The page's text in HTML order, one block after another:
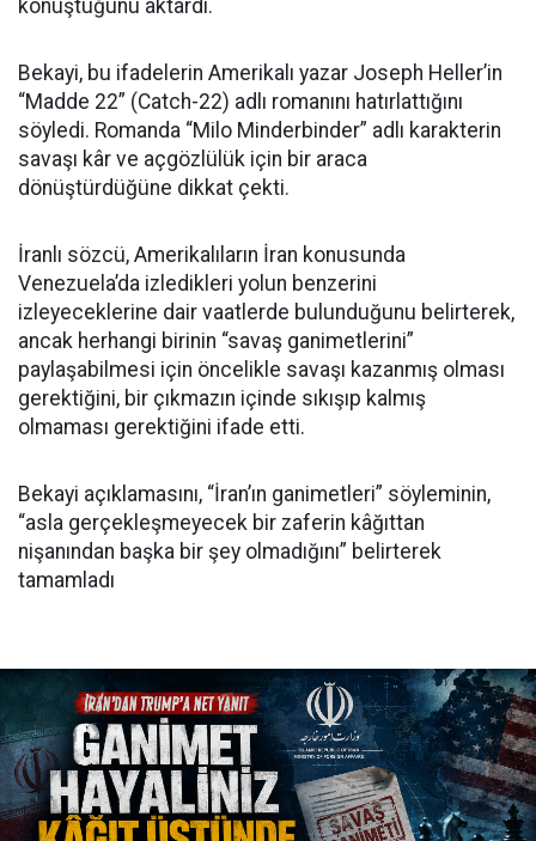
konuştuğunu aktardı.
Bekayi, bu ifadelerin Amerikalı yazar Joseph Heller’in
“Madde 22” (Catch-22) adlı romanını hatırlattığını
söyledi. Romanda “Milo Minderbinder” adlı karakterin
savaşı kâr ve açgözlülük için bir araca
dönüştürdüğüne dikkat çekti.
İranlı sözcü, Amerikalıların İran konusunda
Venezuela’da izledikleri yolun benzerini
izleyeceklerine dair vaatlerde bulunduğunu belirterek,
ancak herhangi birinin “savaş ganimetlerini”
paylaşabilmesi için öncelikle savaşı kazanmış olması
gerektiğini, bir çıkmazın içinde sıkışıp kalmış
olmaması gerektiğini ifade etti.
Bekayi açıklamasını, “İran’ın ganimetleri” söyleminin,
“asla gerçekleşmeyecek bir zaferin kâğıttan
nişanından başka bir şey olmadığını” belirterek
tamamladı